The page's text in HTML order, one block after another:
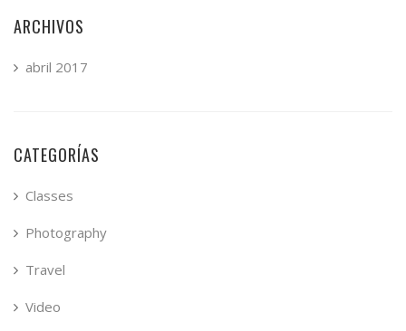
ARCHIVOS
abril 2017
CATEGORÍAS
Classes
Photography
Travel
Video